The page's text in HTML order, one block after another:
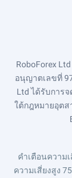
RoboForex
อนุญาตเลขที่
Ltd ได้รับการจ
ใต้กฎหมายอุตส
คำเตือนความเ
ความเสี่ยงสูง